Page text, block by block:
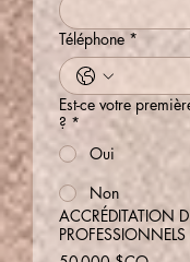
Téléphone *
Est-ce votre
? *
Oui
Non
ACCRÉDITATION
PROFESSIONNELS